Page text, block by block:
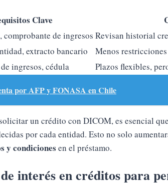
Clave
de ingresos Revisan historial
extracto bancario
Menos
ingresos, cédula Plazos flexibles,
por AFP y FONASA en Chile
un crédito con DICOM, es esencial
por cada entidad. Esto no solo
y condiciones en el préstamo.
interés en créditos para